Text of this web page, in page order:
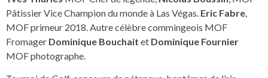
Pâtissier Vice Champion du monde à Las Végas. Eric Fabre
MOF primeur 2018. Autre célèbre commingeois MOF
Fromager Dominique Bouchait et Dominique Fournier
MOF photographe.